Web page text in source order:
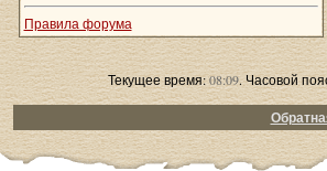
Правила форума
Текущее время:08:09. Часовой